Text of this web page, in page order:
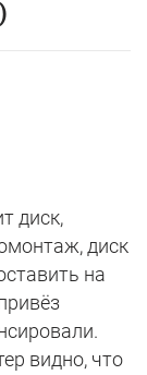
диск,
диск
на
видно, что